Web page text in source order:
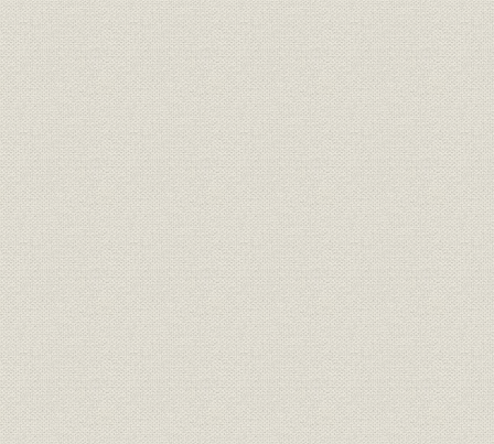
沿革;物流 石油輸送機能の充実
昭和29年
(1991年